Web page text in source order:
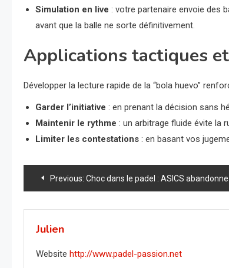
Simulation en live : votre partenaire envoie des
avant que la balle ne sorte définitivement.
Applications tactiques
Développer la lecture rapide de la “bola huevo”
Garder l’initiative : en prenant la décision sans
Maintenir le rythme : un arbitrage fluide évite la
Limiter les contestations : en basant vos
Navigation
de
l’article
Previous: Choc dans le padel : ASICS abandonne les palas et rafle 40 % du marché – découvrez leur
Julien
Website http://www.padel-passion.net